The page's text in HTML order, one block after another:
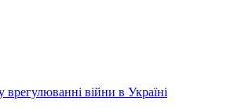
війни в Україні